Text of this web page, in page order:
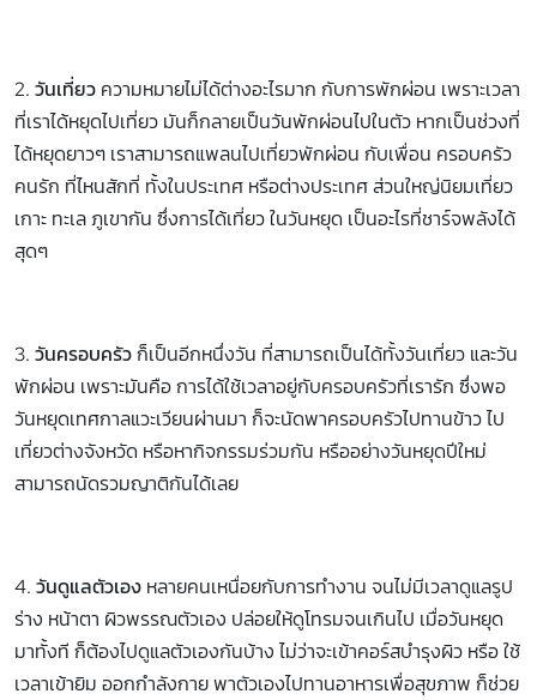
2. วันเที่ยว ความหมายไม่ได้ต่างอะไรมาก กับการพักผ่อน เพราะเวลา
ที่เราได้หยุดไปเที่ยว มันก็กลายเป็นวันพักผ่อนไปในตัว หากเป็นช่วงที่
ได้หยุดยาวๆ เราสามารถแพลนไปเที่ยวพักผ่อน กับเพื่อน ครอบครัว
คนรัก ที่ไหนสักที่ ทั้งในประเทศ หรือต่างประเทศ ส่วนใหญ่นิยมเที่ยว
เกาะ ทะเล ภูเขากัน ซึ่งการได้เที่ยว ในวันหยุด เป็นอะไรที่ชาร์จพลังได้
สุดๆ
3. วันครอบครัวก็เป็นอีกหนึ่งวัน ที่สามารถเป็นได้ทั้งวันเที่ยว และวัน
พักผ่อน เพราะมันคือ การได้ใช้เวลาอยู่กับครอบครัวที่เรารัก ซึ่งพอ
วันหยุดเทศกาลแวะเวียนผ่านมา ก็จะนัดพาครอบครัวไปทานข้าว ไป
เที่ยวต่างจังหวัด หรือหากิจกรรมร่วมกัน หรืออย่างวันหยุดปีใหม่
สามารถนัดรวมญาติกันได้เลย
4. วันดูแลตัวเอง หลายคนเหนื่อยกับการทำงาน จนไม่มีเวลาดูแลรูป
ร่าง หน้าตา ผิวพรรณตัวเอง ปล่อยให้ดูโทรมจนเกินไป เมื่อวันหยุด
มาทั้งที ก็ต้องไปดูแลตัวเองกันบ้าง ไม่ว่าจะเข้าคอร์สบำรุงผิว หรือ ใช้
เวลาเข้ายิม ออกกำลังกาย พาตัวเองไปทานอาหารเพื่อสุขภาพ ก็ช่วย